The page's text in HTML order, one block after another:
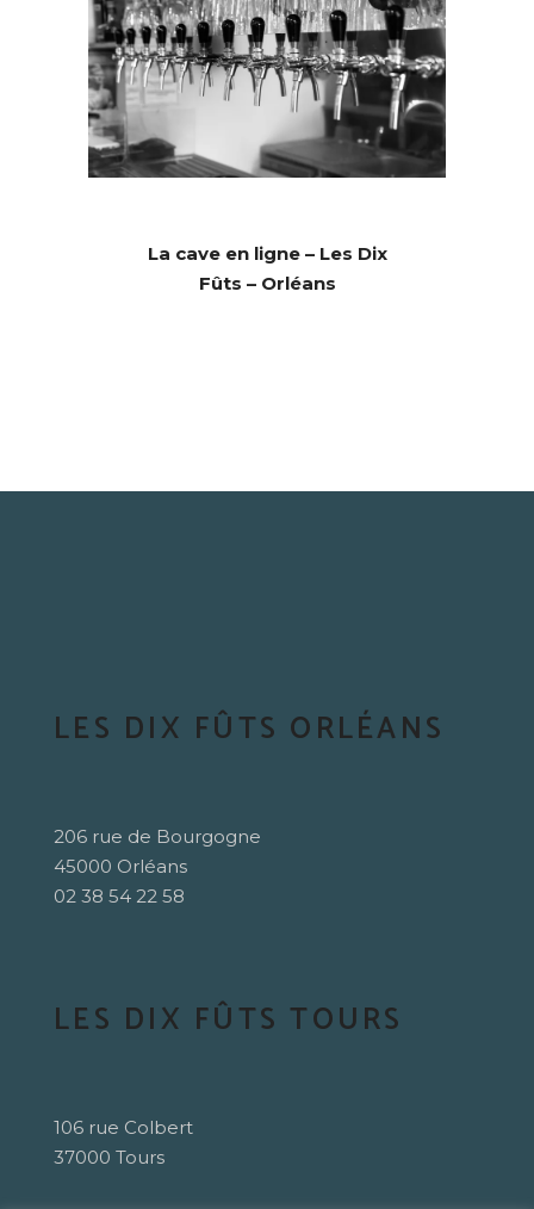
La cave en ligne – Les Dix
Fûts – Orléans
LES DIX FÛTS ORLÉANS
206 rue de Bourgogne
45000 Orléans
02 38 54 22 58
LES DIX FÛTS TOURS
106 rue Colbert
37000 Tours